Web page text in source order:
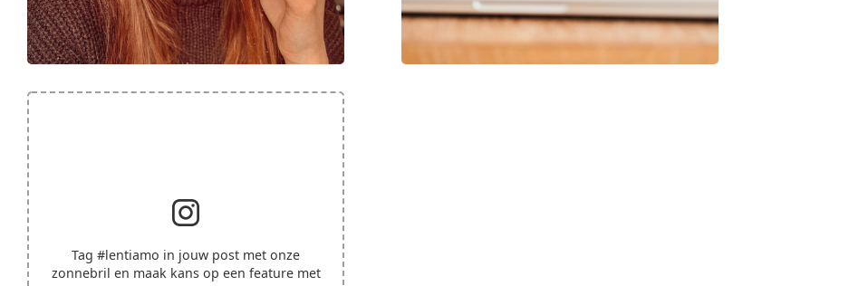
Tag #lentiamo in jouw post met onze
zonnebril en maak kans op een feature met